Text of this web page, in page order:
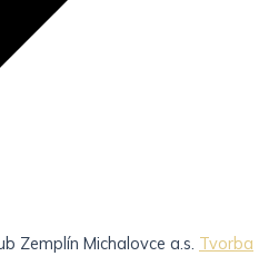
Zemplín Michalovce a.s. Tvorba